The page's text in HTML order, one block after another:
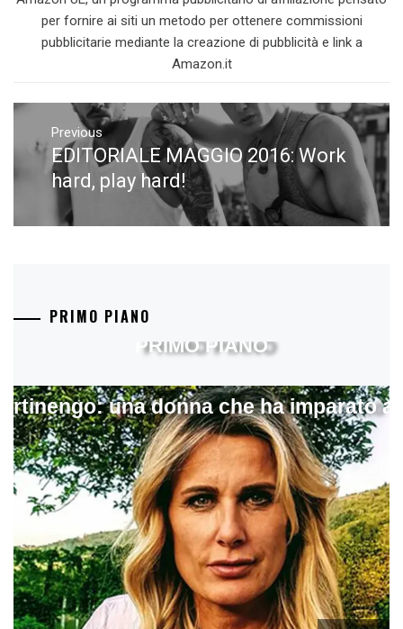
per fornire ai siti un metodo per ottenere commissioni
pubblicitarie mediante la creazione di pubblicità e link a
Amazon.it
Navigazione
articoli
Previous
Previous
post:
EDITORIALE MAGGIO 2016: Work
hard, play hard!
PRIMO PIANO
una donna che ha imparato a
PRIMO PIANO